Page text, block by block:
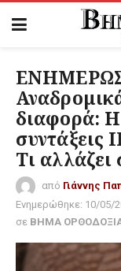
διαφορά:
Τι αλλάζει
από Γιάννης
Ενημερώθηκε: 10/05/
σε ΒΗΜΑ